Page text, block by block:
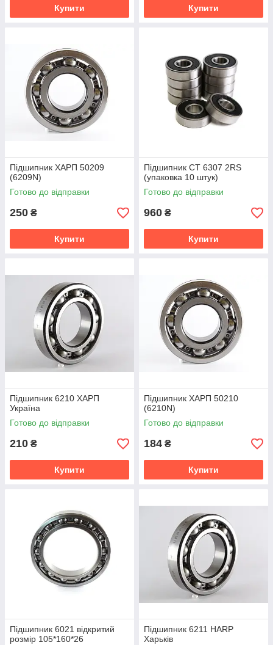
Купити Купити
Підшипник ХАРП 50209
(6209N)
Готово до відправки
250 ₴
Купити
Підшипник CT 6307 2RS
(упаковка 10 штук)
Готово до відправки
960 ₴
Купити
Підшипник 6210 ХАРП
Україна
Готово до відправки
210 ₴
Купити
Підшипник ХАРП 50210
(6210N)
Готово до відправки
184 ₴
Купити
Підшипник 6021 відкритий
розмір 105*160*26
Підшипник 6211 HARP
Харьків